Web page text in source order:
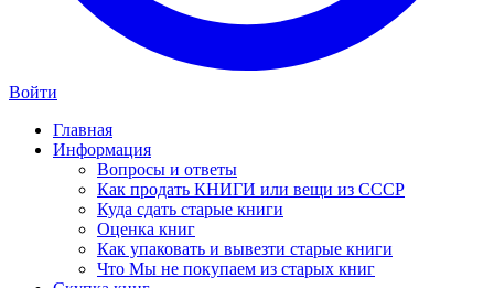
Войти
Главная
Информация
Вопросы и ответы
Как продать КНИГИ или вещи из СССР
Куда сдать старые книги
Оценка книг
Как упаковать и вывезти старые книги
Что Мы не покупаем из старых книг